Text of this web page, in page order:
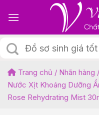
Tìm
kiếm:
Trang chủ / Nhãn hàng /
Nước Xịt Khoáng Dưỡng
Rose Rehydrating Mist